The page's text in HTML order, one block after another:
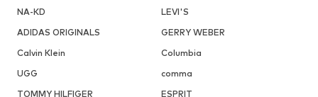
NA-KD
LEVI'S
ADIDAS ORIGINALS
GERRY WEBER
Calvin Klein
Columbia
UGG
comma
TOMMY HILFIGER
ESPRIT